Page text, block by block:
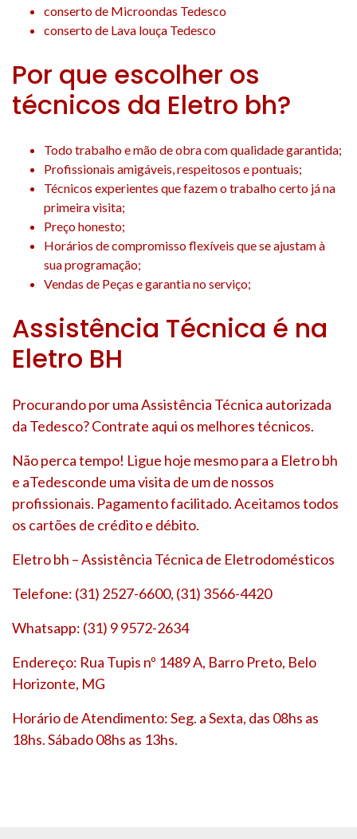
conserto de Microondas Tedesco
conserto de Lava louça Tedesco
Por que escolher os
técnicos da Eletro bh?
Todo trabalho e mão de obra com qualidade garantida;
Profissionais amigáveis, respeitosos e pontuais;
Técnicos experientes que fazem o trabalho certo já na
primeira visita;
Preço honesto;
Horários de compromisso flexíveis que se ajustam à
sua programação;
Vendas de Peças e garantia no serviço;
Assistência Técnica é na
Eletro BH
Procurando por uma Assistência Técnica autorizada
da Tedesco? Contrate aqui os melhores técnicos.
Não perca tempo! Ligue hoje mesmo para a Eletro bh
e aTedesconde uma visita de um de nossos
profissionais. Pagamento facilitado. Aceitamos todos
os cartões de crédito e débito.
Eletro bh – Assistência Técnica de Eletrodomésticos
Telefone: (31) 2527-6600, (31) 3566-4420
Whatsapp: (31) 9 9572-2634
Endereço: Rua Tupis nº 1489 A, Barro Preto, Belo
Horizonte, MG
Horário de Atendimento: Seg. a Sexta, das 08hs as
18hs. Sábado 08hs as 13hs.